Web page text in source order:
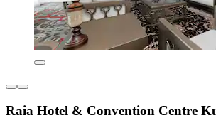
Raia Hotel & Convention Centre